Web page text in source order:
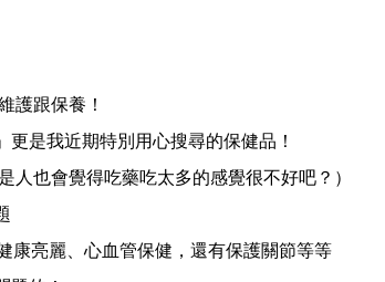
護跟保養！
更是我近期特別用心搜尋的保健品！
是人也會覺得吃藥吃太多的感覺很不好吧？）
康亮麗、心血管保健，還有保護關節等等